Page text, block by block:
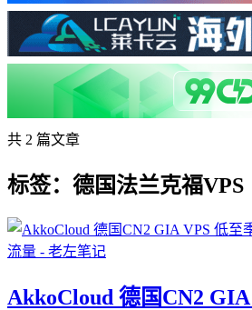
共 2 篇文章
标签：德国法兰克福VPS
AkkoCloud 德国CN2